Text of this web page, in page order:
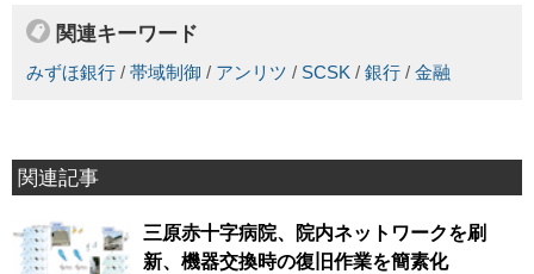
関連キーワード
みずほ銀行 / 帯域制御 / アンリツ / SCSK / 銀行 / 金融
関連記事
三原赤十字病院、院内ネットワークを刷
新、機器交換時の復旧作業を簡素化